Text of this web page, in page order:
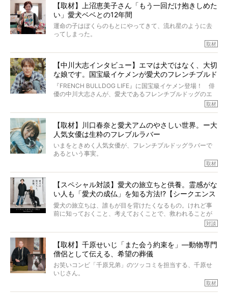
ところが、フレンチブルドッグの桃太郎は9歳で脳腫瘍を発
症し、なんと4年7ヶ月間も生き抜いたのです。旅立ったと
きの年齢は13歳と11ヶ月、レジェンド級のレジェンドでし
た。さらには、治療後3年間は一度も発作が起きなかったと
いいます。
この事実はフレンチブルドッグだけでなく、脳腫瘍と闘う
多くの犬たちに勇気と希望を与えるに違いありません。桃
太郎のオーナーである佐藤さんご夫婦に、治療の選択やケ
アについて詳しくお話しをうかがいました。
【取材】上沼恵美子さん「もう一回だけ抱きしめた
い」愛犬ベベとの12年間
運命の子はぼくらのもとにやってきて、流れ星のように去
ってしまった。
けれども、ぼくらはそのことについて考えたいし、泣き出
り添いたいと思う。
その悲しみをいますぐ解消することはできないが、話をき
いて、泣いたり笑ったりするのもいいだろう。
こんな子だった、こんなにいい子だった、ほんとうに愛し
ていたと。
ぼくらは上沼恵美子さんのご自宅へ伺って、お話をきこう
と思った。
取材
【中川大志インタビュー】エマは犬ではなく、大切
な娘です。国宝級イケメンが愛犬のフレンチブルド
ッグと一緒に登場
『FRENCH BULLDOG LIFE』に国宝級イケメン登場！ 俳
優の中川大志さんが、愛犬であるフレンチブルドッグのエ
マちゃん（2歳の女の子）にメロメロとの情報を聞きつけ、
中川さんを直撃。そのフレブル愛をたっぷり語っていただ
カエピソードが次から次へと飛び出しました。
取材
【取材】川口春奈と愛犬アムのやさしい世界。ー大
人気女優は生粋のフレブルラバー
いまをときめく人気女優が、フレンチブルドッグラバーで
あるという事実。
とりを目の当たりにするほどに、そのフレンチブルドッグ
愛がわたしたちのそれとまったく同じであることに、なん
だかうれしくなってしまったのでした。
春奈さんとアムちゃんのすてきな暮らしを、BUHI編集長の
小西がいつくしみながら、切り取らせていただきます。
取材
【スペシャル対談】愛犬の旅立ちと供養。霊感がな
い人も「愛犬の成仏」を知る方法!?【シークエンス
はやとも×PELI】
愛犬の旅立ちは、誰もが目を背けたくなるもの。けれど事
前に知っておくこと、考えておくことで、救われることが
力をもつお笑い芸人「シークエンスはやとも」さんに、愛
犬の旅立ちや供養についてインタビュー。
インタビュアー兼対談相手は、大の犬好きで心霊分野の知
識にも長けているPELIさん。
「愛犬が旅立ったあと、ベッドやおもちゃはどうすればい
対談
【取材】千原せいじ「また会う約束を」―動物専門
僧侶として伝える、希望の葬儀
お笑いコンビ「千原兄弟」のツッコミを担当する、千原せ
いじさん。
今年で結成35周年を迎え、芸人としての活躍も目覚ましい
取材